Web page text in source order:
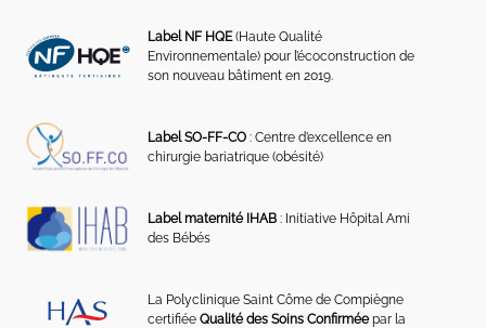
Label NF HQE(Haute Qualité
Environnementale) pour l’écoconstruction de
son nouveau bâtiment en 2019.
Label SO-FF-CO : Centre d’excellence en
chirurgie bariatrique (obésité)
Label maternité IHAB : Initiative Hôpital Ami
des Bébés
La Polyclinique Saint Côme de Compiègne
certifiéeQualité des Soins Confirméepar la